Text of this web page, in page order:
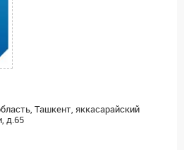
Ташкент, яккасарайский
д.65